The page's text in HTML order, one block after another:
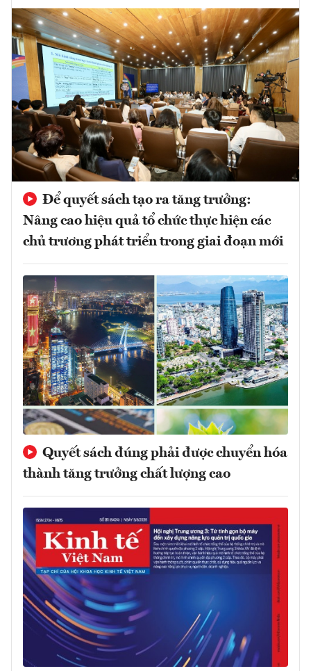
Để quyết sách tạo ra tăng trưởng:
Nâng cao hiệu quả tổ chức thực hiện các
chủ trương phát triển trong giai đoạn mới
Quyết sách đúng phải được chuyển hóa
thành tăng trưởng chất lượng cao